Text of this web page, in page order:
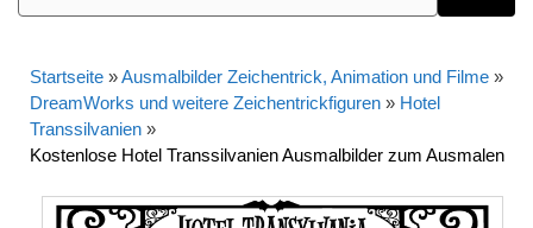
Startseite »Ausmalbilder Zeichentrick, Animation und Filme »
DreamWorks und weitere Zeichentrickfiguren » Hotel
Transsilvanien »
Kostenlose Hotel Transsilvanien Ausmalbilder zum Ausmalen